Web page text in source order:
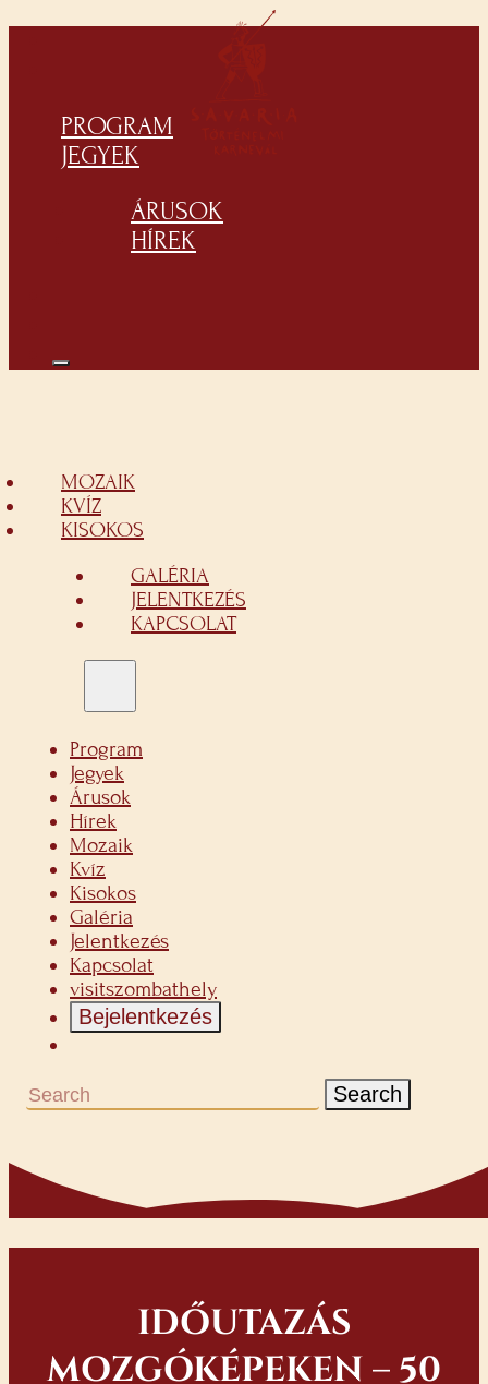
PROGRAM
JEGYEK
ÁRUSOK
HÍREK
MOZAIK
KVÍZ
KISOKOS
GALÉRIA
JELENTKEZÉS
KAPCSOLAT
Program
Jegyek
Árusok
Hírek
Mozaik
Kvíz
Kisokos
Galéria
Jelentkezés
Kapcsolat
visitszombathely
Bejelentkezés
Search
IDŐUTAZÁS
MOZGÓKÉPEKEN – 50